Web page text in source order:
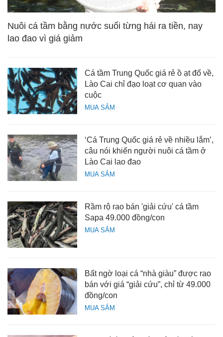
Nuôi cá tầm bằng nước suối từng hái ra tiền, nay
lao đao vì giá giảm
MUA SẮM
Cá tầm Trung Quốc giá rẻ ồ ạt đổ về,
Lào Cai chỉ đạo loạt cơ quan vào
cuộc
MUA SẮM
‘Cá Trung Quốc giá rẻ về nhiều lắm’,
câu nói khiến người nuôi cá tầm ở
Lào Cai lao đao
MUA SẮM
Rầm rộ rao bán 'giải cứu' cá tầm
Sapa 49.000 đồng/con
MUA SẮM
Bất ngờ loại cá “nhà giàu” được rao
bán với giá “giải cứu”, chỉ từ 49.000
đồng/con